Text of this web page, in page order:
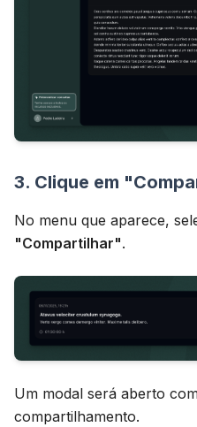
3. Clique em
No menu que aparece,
"Compartilhar".
Um modal será aberto
compartilhamento.